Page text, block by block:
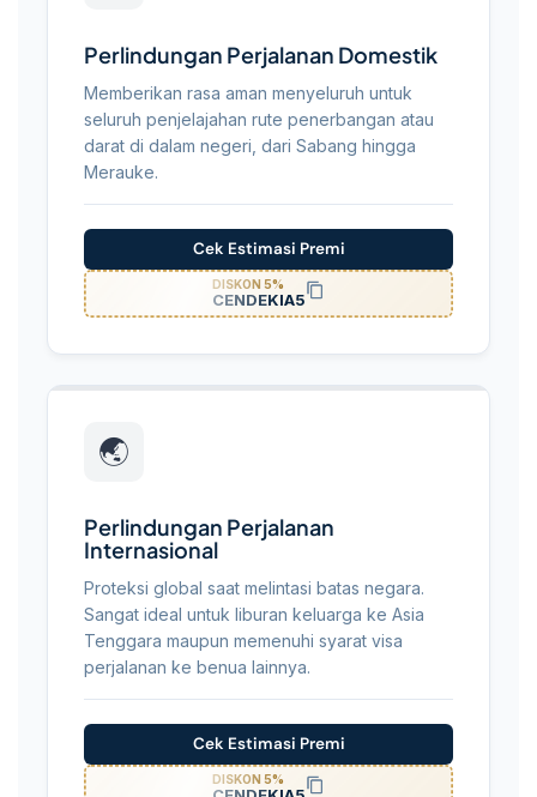
Perlindungan Perjalanan Domestik
Memberikan rasa aman menyeluruh untuk
seluruh penjelajahan rute penerbangan atau
darat di dalam negeri, dari Sabang hingga
Merauke.
Cek Estimasi Premi
DISKON 5%
CENDEKIA5
🌏
Perlindungan Perjalanan
Internasional
Proteksi global saat melintasi batas negara.
Sangat ideal untuk liburan keluarga ke Asia
Tenggara maupun memenuhi syarat visa
perjalanan ke benua lainnya.
Cek Estimasi Premi
DISKON 5%